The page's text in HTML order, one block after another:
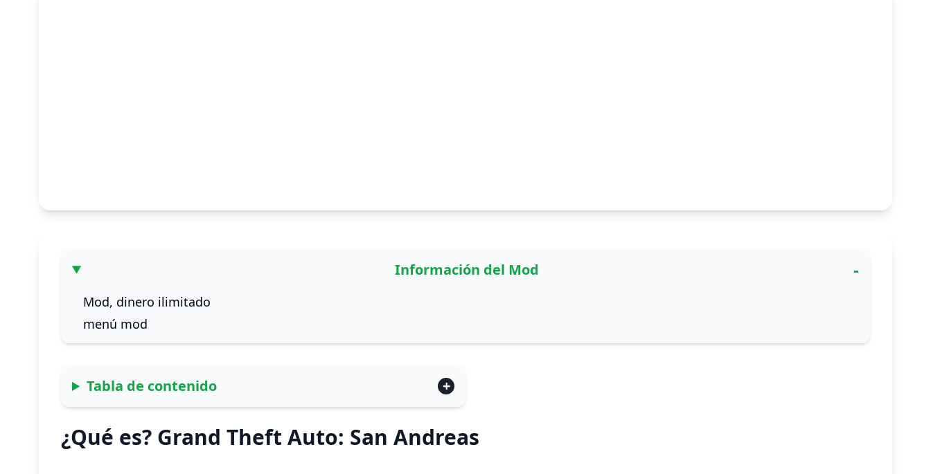
Información del Mod
Mod, dinero ilimitado
menú mod
Tabla de contenido
¿Qué es? Grand Theft Auto: San Andreas